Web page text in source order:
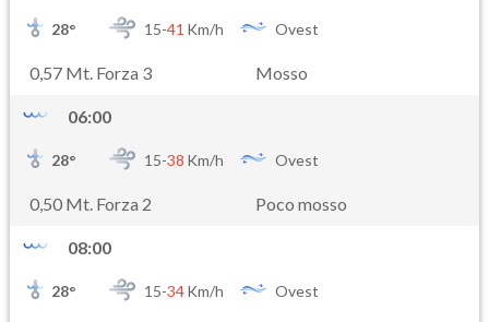
28° 15-41 Km/h Ovest
0,57 Mt. Forza 3 Mosso
06:00
28° 15-38 Km/h Ovest
0,50 Mt. Forza 2 Poco mosso
08:00
28° 15-34Km/h Ovest